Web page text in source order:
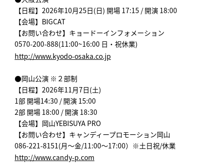
【日程】2026年10月25日(日) 開場 17:15 / 開演 18:00
【会場】BIGCAT
【お問い合わせ】キョードーインフォメーション
0570-200-888(11:00~16:00 日・祝休業)
http://www.kyodo-osaka.co.jp
●岡山公演 ※２部制
【日程】2026年11月7日(土)
1部 開場14:30 / 開演 15:00
2部 開場 18:00 / 開演 18:30
【会場】岡山YEBISUYA PRO
【お問い合わせ】キャンディープロモーション岡山
086-221-8151(月～金/11:00～17:00）※土日祝/休業
http://www.candy-p.com